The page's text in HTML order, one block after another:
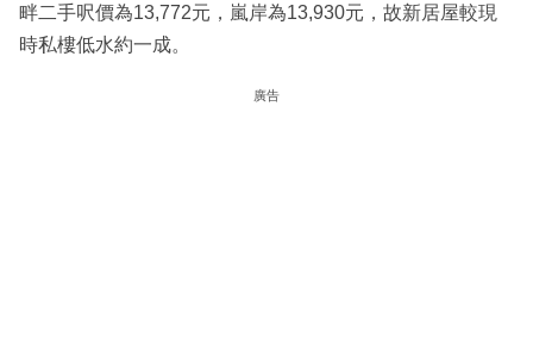
畔二手呎價為13,772元，嵐岸為13,930元，故新居屋較現
時私樓低水約一成。
廣告